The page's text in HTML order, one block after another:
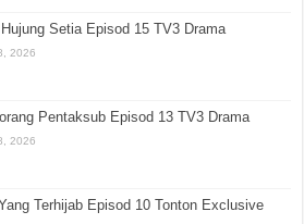
Setia Episod 15 TV3 Drama
2026
Pentaksub Episod 13 TV3 Drama
2026
Terhijab Episod 10 Tonton Exclusive